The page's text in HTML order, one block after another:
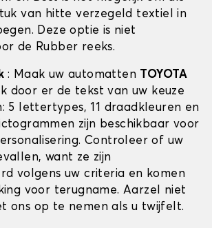
van hitte verzegeld textiel in
Deze optie is niet
de Rubber reeks.
: Maak uw automatten TOYOTA
door er de tekst van uw keuze
5 lettertypes, 11 draadkleuren en
zijn beschikbaar voor
Controleer of uw
want ze zijn
volgens uw criteria en komen
voor terugname. Aarzel niet
ons op te nemen als u twijfelt.